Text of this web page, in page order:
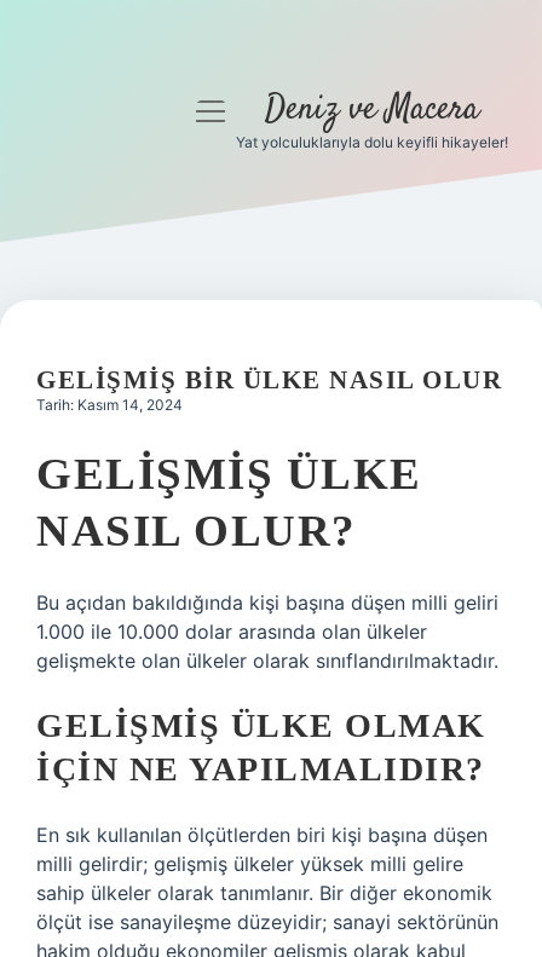
Gizlilik Politikası
Yasal Uyarı
menüyüDeniz ve Macera
Yat yolculuklarıyla dolu keyifli hikayeler!
GELIŞMIŞ BIR ÜLKE NASIL OLUR
Tarih: Kasım 14, 2024
GELIŞMIŞ ÜLKE
NASIL OLUR?
Bu açıdan bakıldığında kişi başına düşen milli geliri
1.000 ile 10.000 dolar arasında olan ülkeler
gelişmekte olan ülkeler olarak sınıflandırılmaktadır.
GELIŞMIŞ ÜLKE OLMAK
IÇIN NE YAPILMALIDIR?
En sık kullanılan ölçütlerden biri kişi başına düşen
milli gelirdir; gelişmiş ülkeler yüksek milli gelire
sahip ülkeler olarak tanımlanır. Bir diğer ekonomik
ölçüt ise sanayileşme düzeyidir; sanayi sektörünün
hakim olduğu ekonomiler gelişmiş olarak kabul